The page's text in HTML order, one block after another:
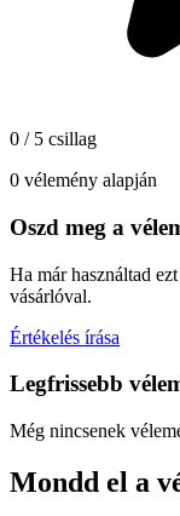
0 / 5 csillag
0 vélemény alapján
Oszd meg a
Ha már használtad
vásárlóval.
Értékelés írása
Legfrissebb
Még nincsenek
Mondd el a